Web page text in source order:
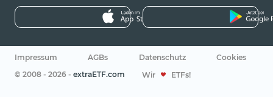
Impressum AGBs Datenschutz
Cookies
© 2008 - 2026 - extraETF.com Wir ETFs!